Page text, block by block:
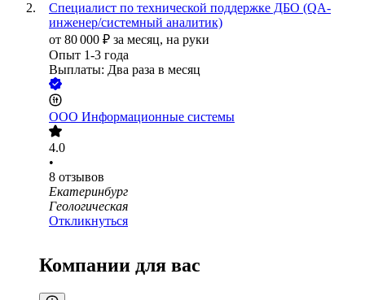
Специалист по технической поддержке ДБО (QA-
инженер/системный аналитик)
от 80 000 ₽ за месяц, на руки
Опыт 1-3 года
Выплаты: Два раза в месяц
ООО Информационные системы
4.0
•
8 отзывов
Екатеринбург
Геологическая
Откликнуться
Компании для вас